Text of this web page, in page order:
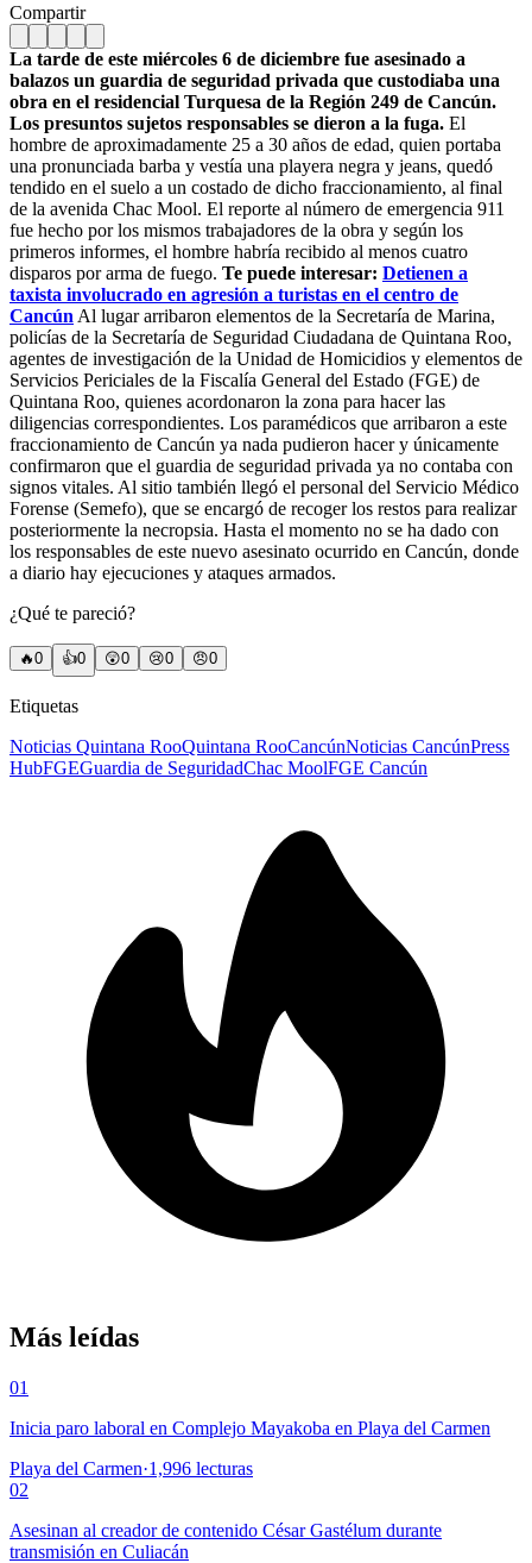
Compartir
La tarde de este miércoles 6 de diciembre fue asesinado a
balazos un guardia de seguridad privada que custodiaba una
obra en el residencial Turquesa de la Región 249 de Cancún.
Los presuntos sujetos responsables se dieron a la fuga. El
hombre de aproximadamente 25 a 30 años de edad, quien portaba
una pronunciada barba y vestía una playera negra y jeans, quedó
tendido en el suelo a un costado de dicho fraccionamiento, al final
de la avenida Chac Mool. El reporte al número de emergencia 911
fue hecho por los mismos trabajadores de la obra y según los
primeros informes, el hombre habría recibido al menos cuatro
disparos por arma de fuego. Te puede interesar: Detienen a
taxista involucrado en agresión a turistas en el centro de
Cancún Al lugar arribaron elementos de la Secretaría de Marina,
policías de la Secretaría de Seguridad Ciudadana de Quintana Roo,
agentes de investigación de la Unidad de Homicidios y elementos de
Servicios Periciales de la Fiscalía General del Estado (FGE) de
Quintana Roo, quienes acordonaron la zona para hacer las
diligencias correspondientes. Los paramédicos que arribaron a este
fraccionamiento de Cancún ya nada pudieron hacer y únicamente
confirmaron que el guardia de seguridad privada ya no contaba con
signos vitales. Al sitio también llegó el personal del Servicio Médico
Forense (Semefo), que se encargó de recoger los restos para realizar
posteriormente la necropsia. Hasta el momento no se ha dado con
los responsables de este nuevo asesinato ocurrido en Cancún, donde
a diario hay ejecuciones y ataques armados.
¿Qué te pareció?
🔥0 👍0 😲0 😢0 😠0
Etiquetas
Noticias Quintana RooQuintana RooCancúnNoticias CancúnPress
HubFGEGuardia de SeguridadChac MoolFGE Cancún
Más leídas
01
Inicia paro laboral en Complejo Mayakoba en Playa del Carmen
Playa del Carmen·1,996 lecturas
02
Asesinan al creador de contenido César Gastélum durante
transmisión en Culiacán